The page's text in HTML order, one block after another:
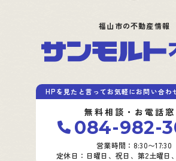
福山市の不動産情報
HPを見たと言ってお気軽にお問い合わ
無料相談・お電話窓
084-982-
営業時間：8:30〜17:30
定休日：日曜日、祝日、第2土曜日